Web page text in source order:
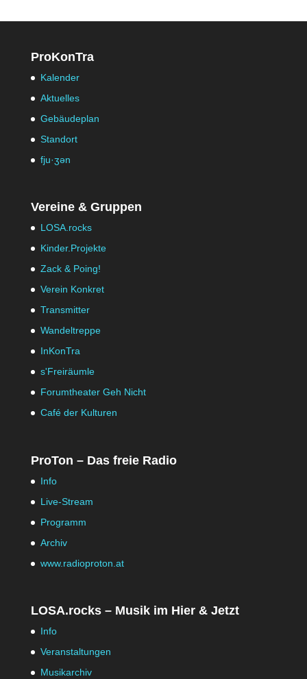
ProKonTra
Kalender
Aktuelles
Gebäudeplan
Standort
fju·ʒən
Vereine & Gruppen
LOSA.rocks
Kinder.Projekte
Zack & Poing!
Verein Konkret
Transmitter
Wandeltreppe
InKonTra
s'Freiräumle
Forumtheater Geh Nicht
Café der Kulturen
ProTon – Das freie Radio
Info
Live-Stream
Programm
Archiv
www.radioproton.at
LOSA.rocks – Musik im Hier & Jetzt
Info
Veranstaltungen
Musikarchiv